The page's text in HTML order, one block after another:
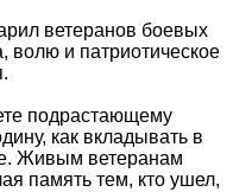
ветеранов боевых
волю и патриотическое
подрастающему
как вкладывать в
Живым ветеранам
память тем, кто ушел,